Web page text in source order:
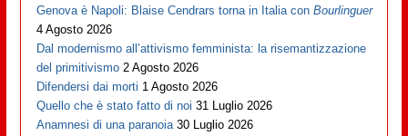
Genova è Napoli: Blaise Cendrars torna in Italia conBourlinguer
4 Agosto 2026
Dal modernismo all’attivismo femminista: la risemantizzazione
del primitivismo 2 Agosto 2026
Difendersi dai morti 1 Agosto 2026
Quello che è stato fatto di noi 31 Luglio 2026
Anamnesi di una paranoia 30 Luglio 2026